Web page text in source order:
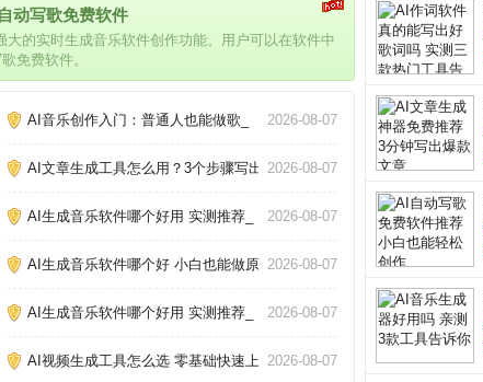
动写歌免费软件
的实时生成音乐软件创作功能。用户可以在软件中
免费软件。
AI音乐创作入门：普通人也能做歌_ 2026-08-07
AI文章生成工具怎么用？3个步骤写出原创爆款_
2026-08-07
AI生成音乐软件哪个好用 实测推荐_ 2026-08-07
AI生成音乐软件哪个好 小白也能做原创歌_2026-08-07
AI生成音乐软件哪个好用 实测推荐_ 2026-08-07
AI视频生成工具怎么选 零基础快速上手攻略_
2026-08-07